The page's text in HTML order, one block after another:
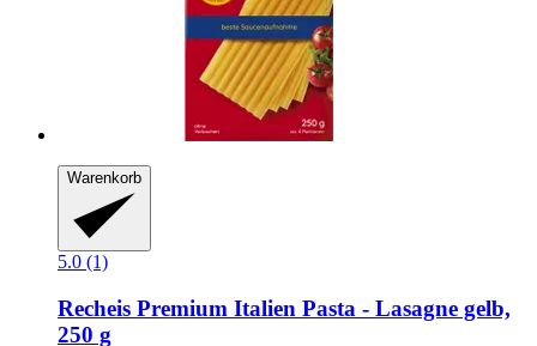
Warenkorb
5.0 (1)
Recheis Premium Italien Pasta -​ Lasagne gelb,
250 g